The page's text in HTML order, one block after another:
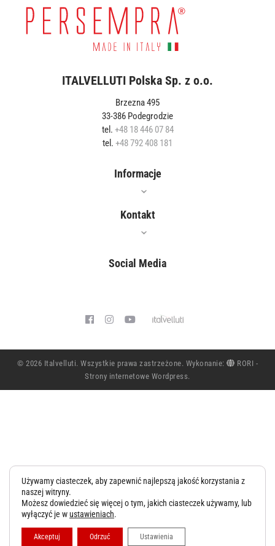
ITALVELLUTI Polska Sp. z o.o.
Brzezna 495
33-386 Podegrodzie
tel. +48 18 446 07 84
tel. +48 792 408 181
Informacje
Oferta
Właściwości
Kontakt
Social Media
© 2026 Italvelluti. Wszystkie prawa zastrzeżone. Wykonanie:
RORI -
Strony internetowe Wordpress.
Używamy ciasteczek, aby zapewnić najlepszą jakość korzystania z
naszej witryny.
Możesz dowiedzieć się więcej o tym, jakich ciasteczek używamy, lub
wyłączyć je wustawieniach.
Akceptuj Odrzuć Ustawienia